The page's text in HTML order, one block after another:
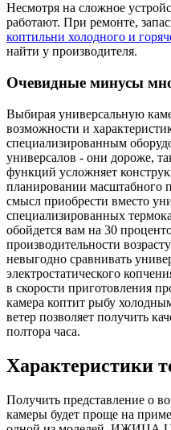
Несмотря на сложное
работают. При ремонте,
коптильни холодного и
найти у производителя.
Очевидные минусы
Выбирая универсальную
возможности и
специализированным
универсалов - они дороже,
функций усложняет
планировании масштабного
смысл приобрести вместо
специализированных
обойдется вам на 30
производительности
невыгодно сравнивать
электростатического
в скорости приготовления
камера коптит рыбу
ветер позволяет получить
полтора часа.
Характеристики
Получить представление о
камеры будет проще на